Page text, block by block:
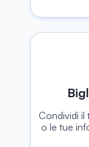
Condividi il
o le tue